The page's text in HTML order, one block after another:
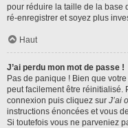
pour réduire la taille de la base
ré-enregistrer et soyez plus
Haut
J’ai perdu mon mot de passe !
Pas de panique ! Bien que
peut facilement être réinitialisé.
connexion puis cliquez sur J’ai
instructions énoncées et vous
Si toutefois vous ne parveniez